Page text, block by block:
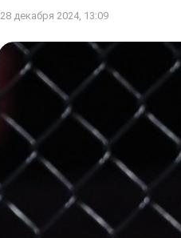
28 декабря 2024, 13:09